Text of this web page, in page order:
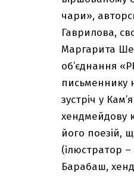
чари»,
Гаврилова,
Маргарита
об’єднання
письменнику
зустріч у
хендмейдову
його поезій,
(ілюстратор
Барабаш,